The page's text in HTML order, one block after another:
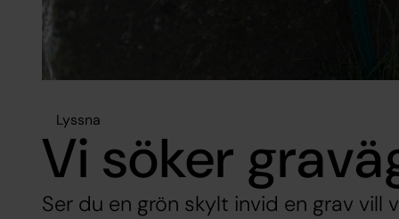
Lyssna
Vi söker
Ser du en grön skylt invid en grav vill